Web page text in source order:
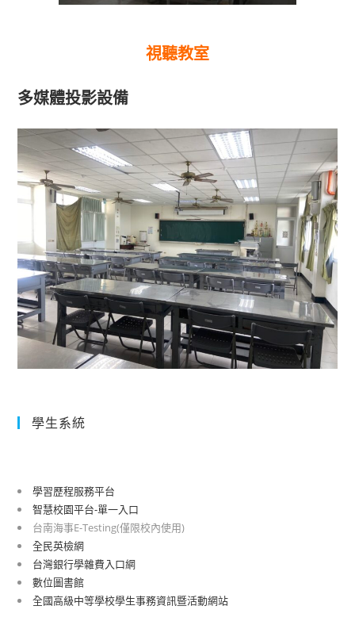
視聽教室
多媒體投影設備
學生系統
學習歷程服務平台
智慧校園平台-單一入口
台南海事E-Testing(僅限校內使用)
全民英檢網
台灣銀行學雜費入口網
數位圖書館
全國高級中等學校學生事務資訊暨活動網站